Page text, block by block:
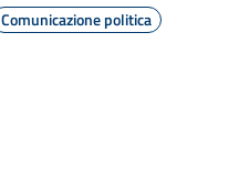
Comunicazione politica